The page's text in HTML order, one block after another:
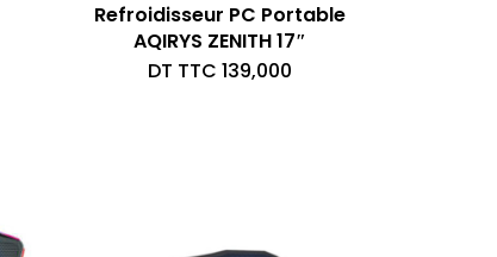
Refroidisseur PC Portable
AQIRYS ZENITH 17″
DT TTC 139,000